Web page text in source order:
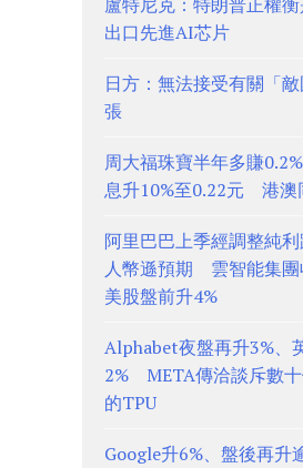
出口先進AI芯片
日方：無法接受有關「
張
周大福珠寶半年多賺
息升10%至0.22元 港澳
阿里巴巴上季經調整純
人幣遜預期 雲智能集
美股盤前升4%
Alphabet夜盤再升3%、
2% META傳洽談斥數
的TPU
Google升6%、盤後再